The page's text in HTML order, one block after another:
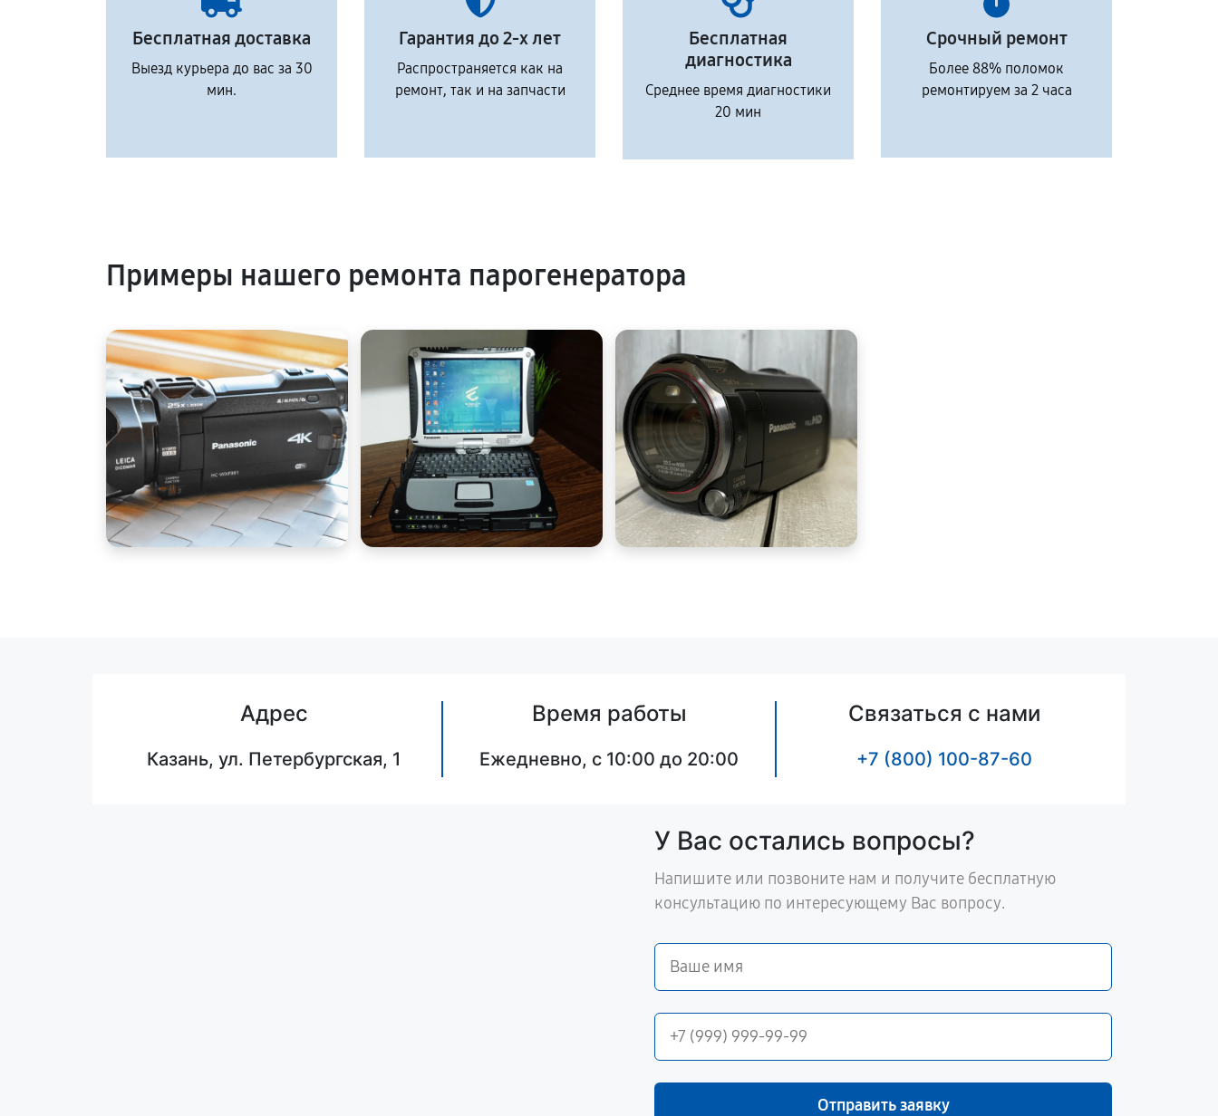
Бесплатная доставка
Выезд курьера до вас за 30
мин.
Гарантия до 2-х лет
Распространяется как на
ремонт, так и на запчасти
Бесплатная
диагностика
Среднее время диагностики
20 мин
Срочный ремонт
Более 88% поломок
ремонтируем за 2 часа
Примеры нашего ремонта парогенератора
Адрес
Казань, ул. Петербургская, 1
Время работы
Ежедневно, с 10:00 до 20:00
Связаться с нами
+7 (800) 100-87-60
У Вас остались вопросы?
Напишите или позвоните нам и получите бесплатную
консультацию по интересующему Вас вопросу.
Отправить заявку